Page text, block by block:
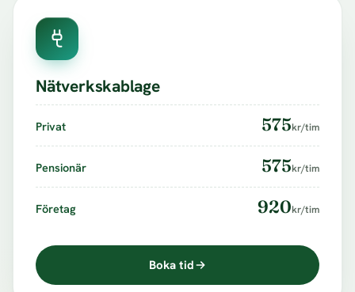
Nätverkskablage
Privat 575kr/tim
Pensionär 575kr/tim
Företag 920kr/tim
Boka tid